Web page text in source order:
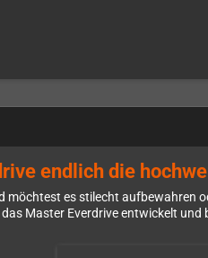
endlich die
möchtest es stilecht aufbewahren
Master Everdrive entwickelt